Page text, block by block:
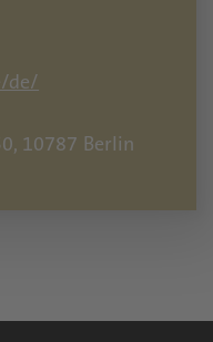
de/
10787 Berlin